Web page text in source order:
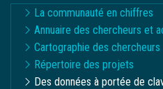
Navigation
contextuelle
La communauté en chiffres
Annuaire des chercheurs et
Cartographie des chercheurs
Répertoire des projets
Des données à portée de